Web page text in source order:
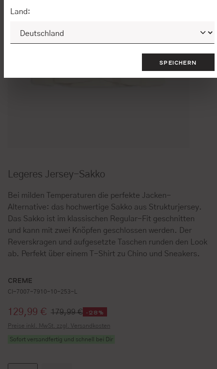
Legeres Jersey-Sakko
Bei milden Temperaturen die perfekte Jacken-
Alternative: das hochwertige Sakko aus Strukturjersey.
Das Sakko ist im klassischen Regular-Fit geschnitten
und kann mit zwei Knöpfen geschlossen werden. Der
Reverskragen und aufgesetzte Taschen runden den Look
ab. Perfekt über einem T-Shirt zu Chino und Sneakers.
CREME
CI-7007-7910-10-253-L
Verkaufspreis:
129,99 € 179,99 € -28%
Preise inkl. MwSt. zzgl. Versandkosten
Sofort versandfertig und schnell bei Dir
Land:
SPEICHERN